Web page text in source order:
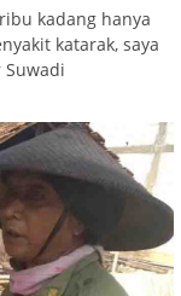
kadang hanya
katarak, saya